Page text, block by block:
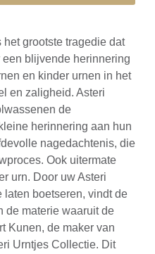
grootste tragedie dat
blijvende herinnering
en kinder urnen in het
en zaligheid. Asteri
de
herinnering aan hun
nagedachtenis, die
Ook uitermate
urn. Door uw Asteri
laten boetseren, vindt de
de materie waaruit de
Kunen, de maker van
Urntjes Collectie. Dit